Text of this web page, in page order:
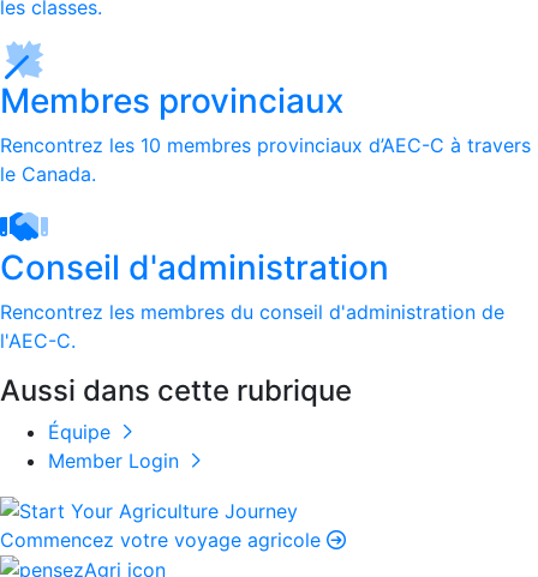
les classes.
Membres provinciaux
Rencontrez les 10 membres provinciaux d’AEC-C à travers
le Canada.
Conseil d'administration
Rencontrez les membres du conseil d'administration de
l'AEC-C.
Aussi dans cette rubrique
Équipe
Member Login
Commencez votre voyage agricole